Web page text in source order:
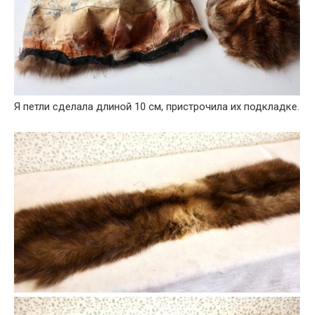
Я петли сделала длиной 10 см, пристрочила их подкладке.